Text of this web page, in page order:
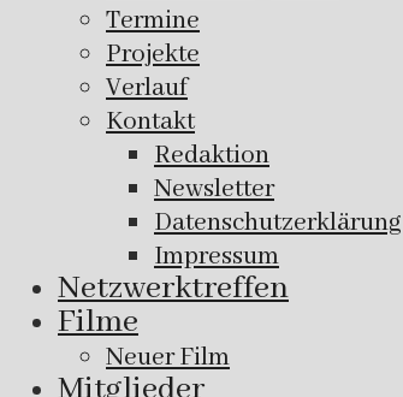
Termine
Projekte
Verlauf
Kontakt
Redaktion
Newsletter
Datenschutzerklärung
Impressum
Netzwerktreffen
Filme
Neuer Film